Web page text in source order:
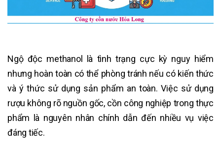
Ngộ độc methanol là tình trạng cực kỳ nguy hiểm
nhưng hoàn toàn có thể phòng tránh nếu có kiến thức
và ý thức sử dụng sản phẩm an toàn. Việc sử dụng
rượu không rõ nguồn gốc, cồn công nghiệp trong thực
phẩm là nguyên nhân chính dẫn đến nhiều vụ việc
đáng tiếc.